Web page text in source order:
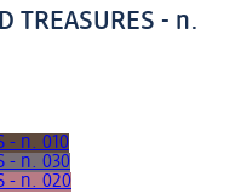
TREASURES - n.
- n. 010
- n. 030
- n. 020